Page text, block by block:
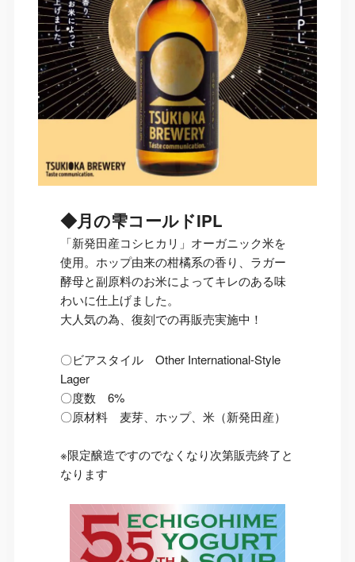
◆月の雫コールドIPL
「新発田産コシヒカリ」オーガニック米を
使用。ホップ由来の柑橘系の香り、ラガー
酵母と副原料のお米によってキレのある味
わいに仕上げました。
大人気の為、復刻での再販売実施中！
〇ビアスタイル Other International-Style
Lager
〇度数 6%
〇原材料 麦芽、ホップ、米（新発田産）
※限定醸造ですのでなくなり次第販売終了と
なります